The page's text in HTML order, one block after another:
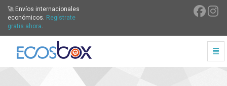
🚀 Envíos internacionales
económicos. Regístrate
gratis ahora.
20% de descuento en envíos aéreos rápidos - ir a inicio